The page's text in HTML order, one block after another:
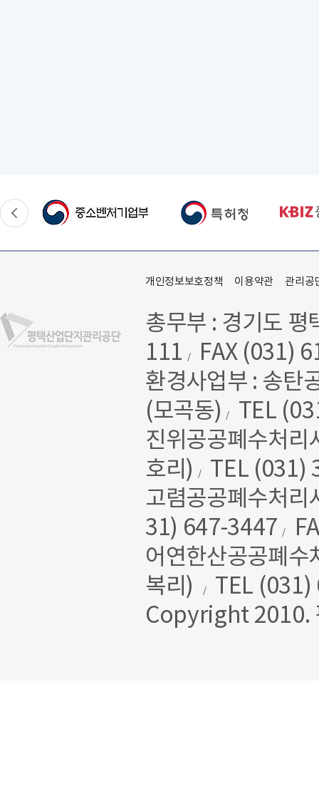
개인정보보호정책 이용약관 관리공
총무부 : 경기도
111 /
FAX (031)
환경사업부 : 송탄
(모곡동) /
TEL
진위공공폐수처리
호리)
/
TEL (031)
고렴공공폐수처리
31) 647-3447 /
어연한산공공폐수
복리)
/
TEL
Copyright 2010.